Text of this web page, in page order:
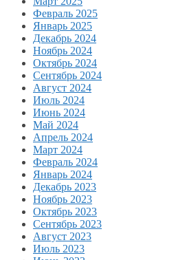
Февраль 2025
Январь 2025
Декабрь 2024
Ноябрь 2024
Октябрь 2024
Сентябрь 2024
Август 2024
Июль 2024
Июнь 2024
Май 2024
Апрель 2024
Март 2024
Февраль 2024
Январь 2024
Декабрь 2023
Ноябрь 2023
Октябрь 2023
Сентябрь 2023
Август 2023
Июль 2023